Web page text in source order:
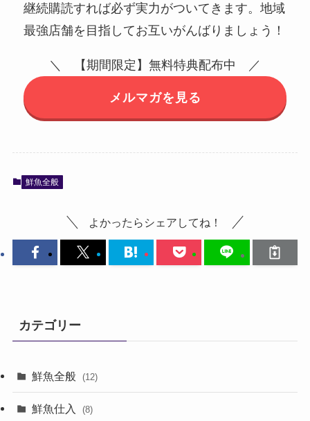
継続購読すれば必ず実力がついてきます。地域
最強店舗を目指してお互いがんばりましょう！
＼ 【期間限定】無料特典配布中 ／
メルマガを見る
鮮魚全般
よかったらシェアしてね！
カテゴリー
鮮魚全般 (12)
鮮魚仕入 (8)